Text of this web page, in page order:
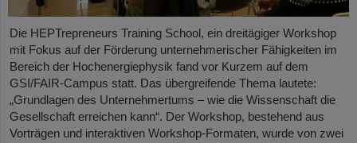
Die HEPTrepreneurs Training School, ein dreitägiger Workshop
mit Fokus auf der Förderung unternehmerischer Fähigkeiten im
Bereich der Hochenergiephysik fand vor Kurzem auf dem
GSI/FAIR-Campus statt. Das übergreifende Thema lautete:
„Grundlagen des Unternehmertums – wie die Wissenschaft die
Gesellschaft erreichen kann“. Der Workshop, bestehend aus
Vorträgen und interaktiven Workshop-Formaten, wurde von zwei